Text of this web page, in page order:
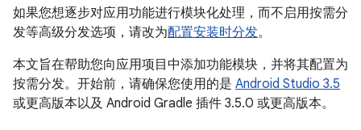
如果您想逐步对应用功能进行模块化处理，而不启用按需分
发等高级分发选项，请改为配置安装时分发。
本文旨在帮助您向应用项目中添加功能模块，并将其配置为
按需分发。开始前，请确保您使用的是 Android Studio 3.5
或更高版本以及 Android Gradle 插件 3.5.0 或更高版本。